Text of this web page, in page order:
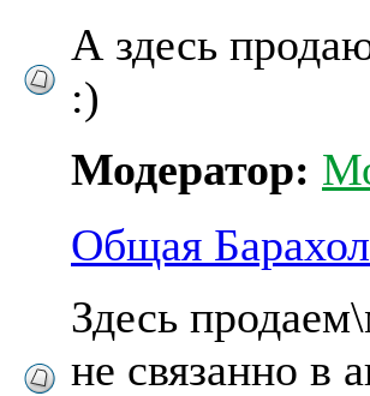
А здесь
:)
Модератор:
Общая
Здесь
не связанно в